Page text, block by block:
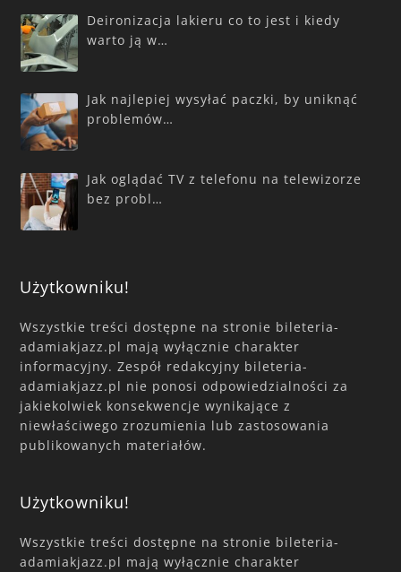
Deironizacja lakieru co to jest i kiedy
warto ją w…
Jak najlepiej wysyłać paczki, by uniknąć
problemów…
Jak oglądać TV z telefonu na telewizorze
bez probl…
Użytkowniku!
Wszystkie treści dostępne na stronie bileteria-
adamiakjazz.pl mają wyłącznie charakter
informacyjny. Zespół redakcyjny bileteria-
adamiakjazz.pl nie ponosi odpowiedzialności za
jakiekolwiek konsekwencje wynikające z
niewłaściwego zrozumienia lub zastosowania
publikowanych materiałów.
Użytkowniku!
Wszystkie treści dostępne na stronie bileteria-
adamiakjazz.pl mają wyłącznie charakter